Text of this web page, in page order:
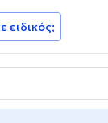
ειδικός;